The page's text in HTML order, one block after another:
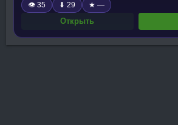
👁 35 ⬇ 29 ★ —
Открыть